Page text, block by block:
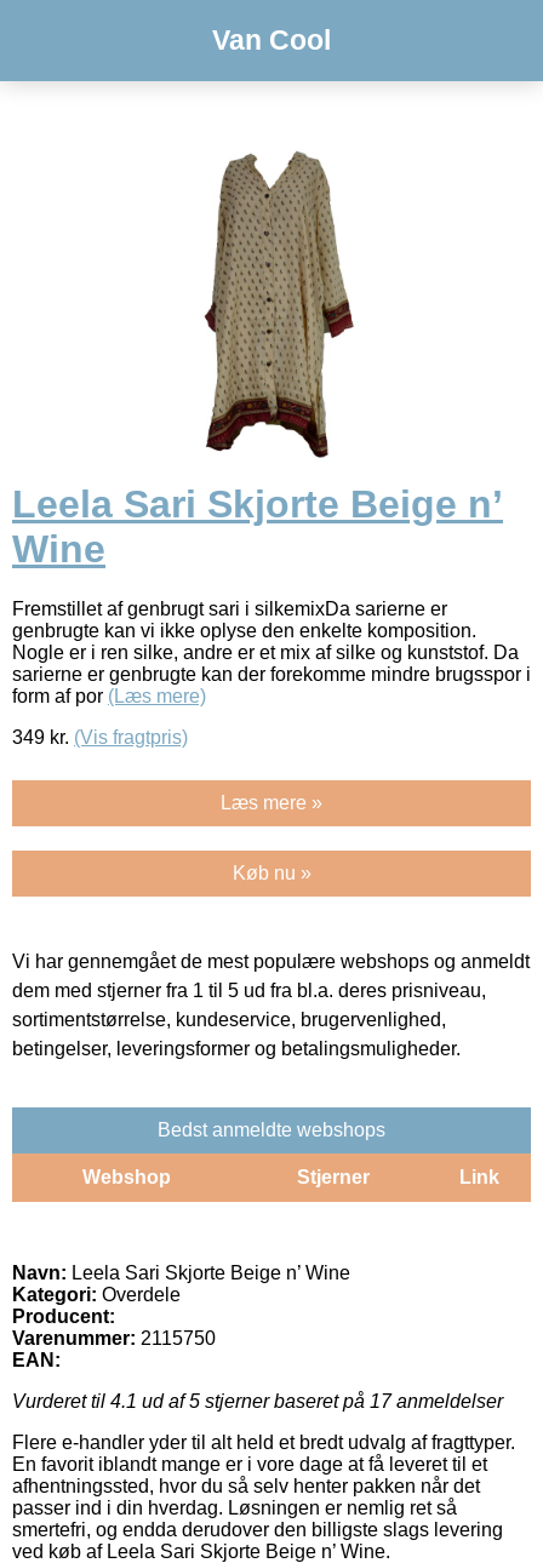
Van Cool
Leela Sari Skjorte Beige n’
Wine
Fremstillet af genbrugt sari i silkemixDa sarierne er
genbrugte kan vi ikke oplyse den enkelte komposition.
Nogle er i ren silke, andre er et mix af silke og kunststof. Da
sarierne er genbrugte kan der forekomme mindre brugsspor i
form af por (Læs mere)
349 kr. (Vis fragtpris)
Læs mere »
Køb nu »
Vi har gennemgået de mest populære webshops og anmeldt
dem med stjerner fra 1 til 5 ud fra bl.a. deres prisniveau,
sortimentstørrelse, kundeservice, brugervenlighed,
betingelser, leveringsformer og betalingsmuligheder.
Bedst anmeldte webshops
Webshop Stjerner Link
Navn: Leela Sari Skjorte Beige n’ Wine
Kategori: Overdele
Producent:
Varenummer: 2115750
EAN:
Vurderet til 4.1 ud af 5 stjerner baseret på 17anmeldelser
Flere e-handler yder til alt held et bredt udvalg af fragttyper.
En favorit iblandt mange er i vore dage at få leveret til et
afhentningssted, hvor du så selv henter pakken når det
passer ind i din hverdag. Løsningen er nemlig ret så
smertefri, og endda derudover den billigste slags levering
ved køb af Leela Sari Skjorte Beige n’ Wine.